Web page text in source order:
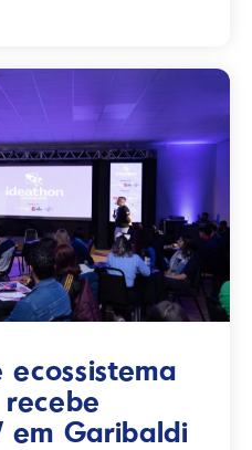
ecossistema
em Garibaldi